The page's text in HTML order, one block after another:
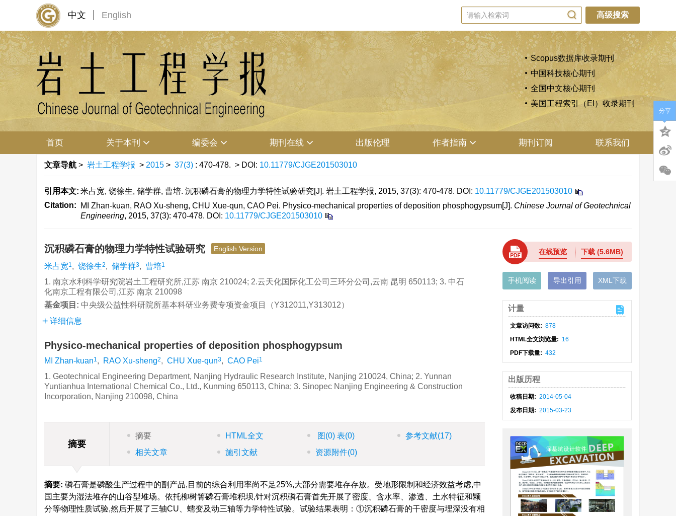
中文 English 高级搜索
Scopus数据库收录期刊
中国科技核心期刊
全国中文核心期刊
美国工程索引（EI）收录期刊
首页 关于本刊 编委会 期刊在线 出版伦理 作者指南 期刊订阅 联系我们
文章导航 > 岩土工程学报 > 2015 > 37(3) : 470-478. > DOI: 10.11779/CJGE201503010
引用本文: 米占宽, 饶徐生, 储学群, 曹培. 沉积磷石膏的物理力学特性试验研究[J]. 岩土工程学报, 2015, 37(3): 470-478. DOI: 10.11779/CJGE201503010
Citation:
MI Zhan-kuan, RAO Xu-sheng, CHU Xue-qun, CAO Pei. Physico-mechanical properties of deposition phosphogypsum[J]. Chinese Journal of Geotechnical
Engineering, 2015, 37(3): 470-478. DOI: 10.11779/CJGE201503010
沉积磷石膏的物理力学特性试验研究 English Version
米占宽1, 饶徐生2, 储学群3, 曹培1
1. 南京水利科学研究院岩土工程研究所,江苏 南京 210024; 2.云天化国际化工公司三环分公司,云南 昆明 650113; 3. 中石
化南京工程有限公司,江苏 南京 210098
基金项目: 中央级公益性科研院所基本科研业务费专项资金项目（Y312011,Y313012）
详细信息
Physico-mechanical properties of deposition phosphogypsum
MI Zhan-kuan1, RAO Xu-sheng2, CHU Xue-qun3, CAO Pei1
1. Geotechnical Engineering Department, Nanjing Hydraulic Research Institute, Nanjing 210024, China; 2. Yunnan
Yuntianhua International Chemical Co., Ltd., Kunming 650113, China; 3. Sinopec Nanjing Engineering & Construction
Incorporation, Nanjing 210098, China
摘要
摘要 HTML全文 图 (0) 表(0) 参考文献(17)
相关文章
施引文献 资源附件(0)
摘要: 磷石膏是磷酸生产过程中的副产品,目前的综合利用率尚不足25%,大部分需要堆存存放。受地形限制和经济效益考虑,中
国主要为湿法堆存的山谷型堆场。依托柳树箐磷石膏堆积坝,针对沉积磷石膏首先开展了密度、含水率、渗透、土水特征和颗
分等物理性质试验,然后开展了三轴CU、蠕变及动三轴等力学特性试验。试验结果表明：①沉积磷石膏的干密度与埋深没有相
在线预览 下载(5.6MB)
手机阅读 导出引用 XML下载
计量
文章访问数: 878
HTML全文浏览量: 16
PDF下载量: 432
出版历程
收稿日期: 2014-05-04
发布日期: 2015-03-23
分享